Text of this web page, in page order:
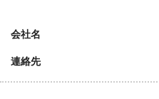
会社名
連絡先